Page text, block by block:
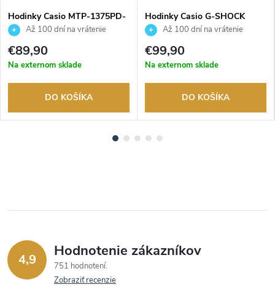
Hodinky Casio MTP-1375PD-
2A1VEFAž 100 dní na vrátenie
tovaru. Autorizovaný predajca.
€89,90
Na externom sklade
DO KOŠÍKA
Hodinky Casio G-SHOCK
DW-5600WW-7ER
Až 100 dní na vrátenie
tovaru. Autorizovaný predajca.
€99,90
Na externom sklade
DO KOŠÍKA
4,9 Hodnotenie zákazníkov
751 hodnotení
Zobraziť recenzie